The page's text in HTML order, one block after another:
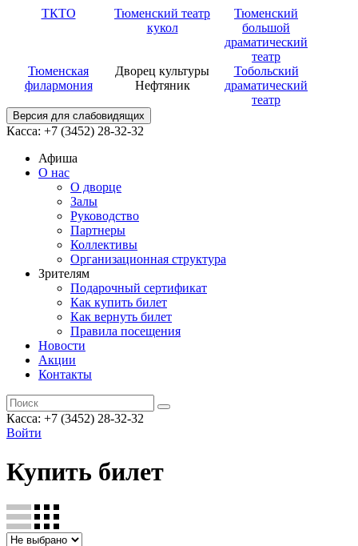
ТКТО
Тюменский театр
кукол
Тюменский
большой
драматический
театр
Тюменская
филармония
Дворец культуры
Нефтяник
Тобольский
драматический
театр
Версия для слабовидящих
Касса: +7 (3452) 28-32-32
Афиша
О нас
О дворце
Залы
Руководство
Партнеры
Коллективы
Организационная структура
Зрителям
Подарочный сертификат
Как купить билет
Как вернуть билет
Правила посещения
Новости
Акции
Контакты
Касса: +7 (3452) 28-32-32
Войти
Купить билет